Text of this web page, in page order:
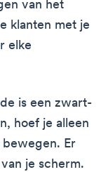
van het
klanten met je
elke
is een zwart-
hoef je alleen
Er
je scherm.